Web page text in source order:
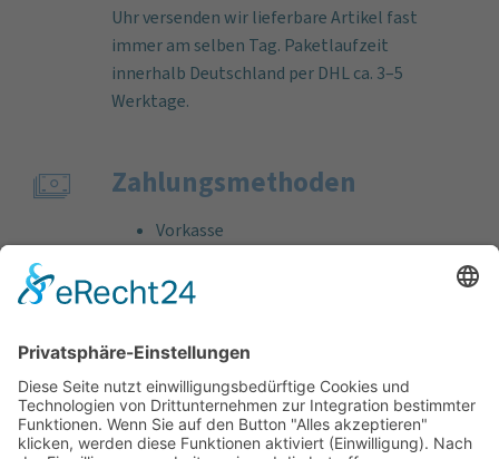
Uhr versenden wir lieferbare Artikel fast
immer am selben Tag. Paketlaufzeit
innerhalb Deutschland per DHL ca. 3–5
Werktage.
Zahlungs­methoden
Vorkasse
Bankeinzug
Kreditkarte (VISA & MasterCard)
Support
Kostenlose Beratung vor und nach dem
Kauf!